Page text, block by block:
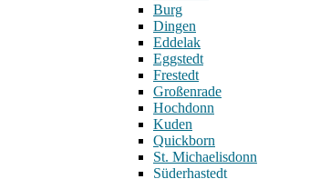
Burg
Dingen
Eddelak
Eggstedt
Frestedt
Großenrade
Hochdonn
Kuden
Quickborn
St. Michaelisdonn
Süderhastedt